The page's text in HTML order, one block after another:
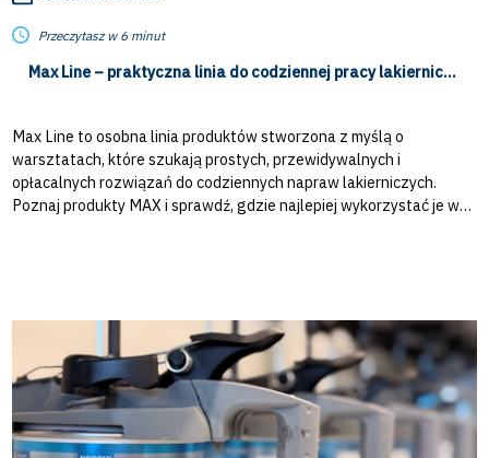
Przeczytasz w 6 minut
Max Line – praktyczna linia do codziennej pracy lakierniczej
Max Line to osobna linia produktów stworzona z myślą o
warsztatach, które szukają prostych, przewidywalnych i
opłacalnych rozwiązań do codziennych napraw lakierniczych.
Poznaj produkty MAX i sprawdź, gdzie najlepiej wykorzystać je w